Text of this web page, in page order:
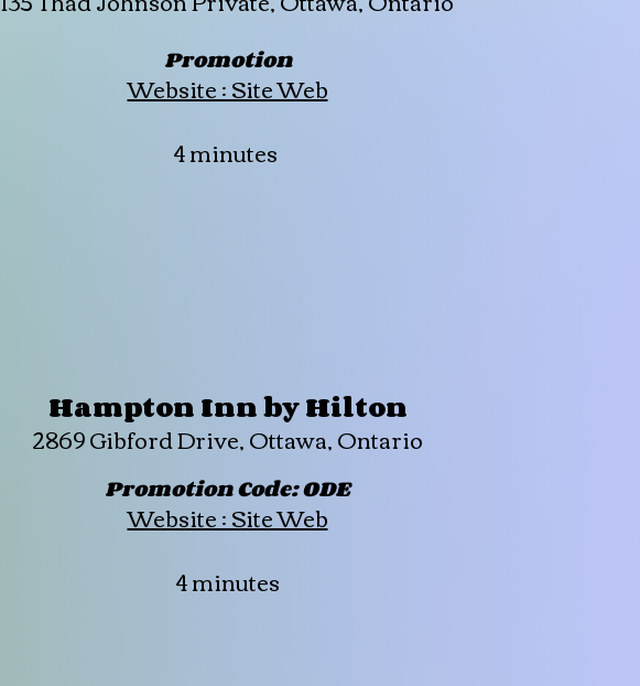
Promotion
Website : Site Web
4 minutes
Hampton Inn by Hilton
2869 Gibford Drive, Ottawa, Ontario
Promotion Code: ODE
Website : Site Web
4 minutes